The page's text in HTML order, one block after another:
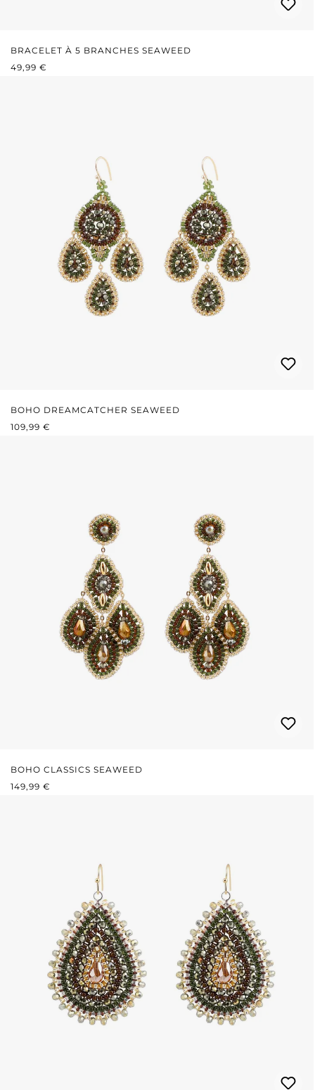
BRACELET À 5 BRANCHES SEAWEED
PRIX RÉGULIER :
49,99 €
BOHO DREAMCATCHER SEAWEED
PRIX RÉGULIER :
109,99 €
BOHO CLASSICS SEAWEED
PRIX RÉGULIER :
149,99 €